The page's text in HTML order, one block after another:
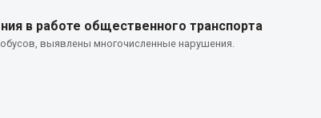
в работе общественного транспорта
выявлены многочисленные нарушения.